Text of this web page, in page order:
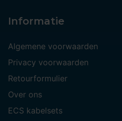
Informatie
Algemene voorwaarden
Privacy voorwaarden
Retourformulier
Over ons
ECS kabelsets